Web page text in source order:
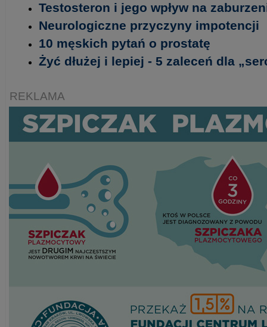
Testosteron i jego wpływ na
Neurologiczne przyczyny impotencji
10 męskich pytań o prostatę
Żyć dłużej i lepiej - 5 zaleceń dla
REKLAMA